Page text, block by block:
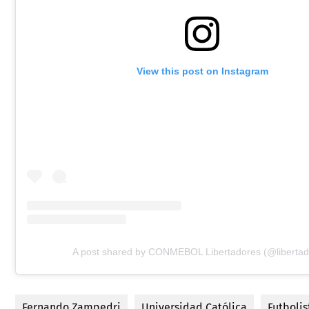
View this post on Instagram
A post shared by CONMEBOL Libertadores